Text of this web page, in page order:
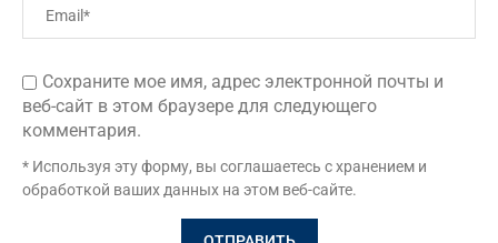
Сохраните мое имя, адрес электронной почты и
веб-сайт в этом браузере для следующего
комментария.
* Используя эту форму, вы соглашаетесь с хранением и
обработкой ваших данных на этом веб-сайте.